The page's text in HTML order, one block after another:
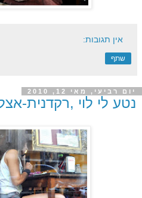
אין תגובות:
שתף
יום רביעי, מאי 12, 2010
נטע לי לוי ,רקדנית-